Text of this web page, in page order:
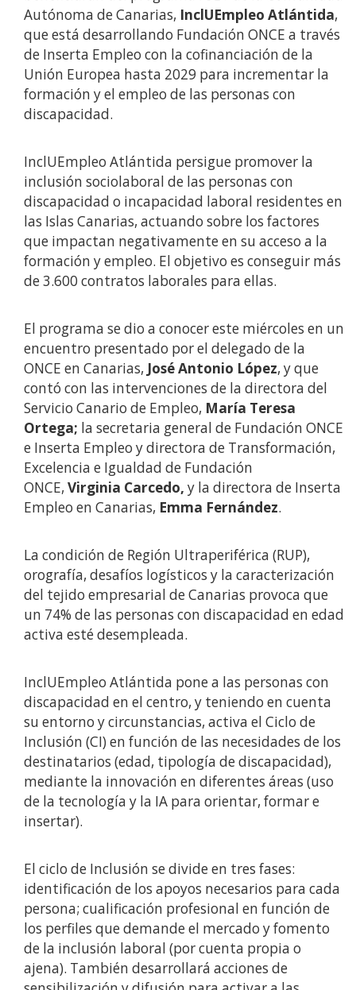
Autónoma de Canarias, InclUEmpleo Atlántida,
que está desarrollando Fundación ONCE a través
de Inserta Empleo con la cofinanciación de la
Unión Europea hasta 2029 para incrementar la
formación y el empleo de las personas con
discapacidad.
InclUEmpleo Atlántida persigue promover la
inclusión sociolaboral de las personas con
discapacidad o incapacidad laboral residentes en
las Islas Canarias, actuando sobre los factores
que impactan negativamente en su acceso a la
formación y empleo. El objetivo es conseguir más
de 3.600 contratos laborales para ellas.
El programa se dio a conocer este miércoles en un
encuentro presentado por el delegado de la
ONCE en Canarias, José Antonio López, y que
contó con las intervenciones de la directora del
Servicio Canario de Empleo, María Teresa
Ortega; la secretaria general de Fundación ONCE
e Inserta Empleo y directora de Transformación,
Excelencia e Igualdad de Fundación
ONCE, Virginia Carcedo, y la directora de Inserta
Empleo en Canarias, Emma Fernández.
La condición de Región Ultraperiférica (RUP),
orografía, desafíos logísticos y la caracterización
del tejido empresarial de Canarias provoca que
un 74% de las personas con discapacidad en edad
activa esté desempleada.
InclUEmpleo Atlántida pone a las personas con
discapacidad en el centro, y teniendo en cuenta
su entorno y circunstancias, activa el Ciclo de
Inclusión (CI) en función de las necesidades de los
destinatarios (edad, tipología de discapacidad),
mediante la innovación en diferentes áreas (uso
de la tecnología y la IA para orientar, formar e
insertar).
El ciclo de Inclusión se divide en tres fases:
identificación de los apoyos necesarios para cada
persona; cualificación profesional en función de
los perfiles que demande el mercado y fomento
de la inclusión laboral (por cuenta propia o
ajena). También desarrollará acciones de